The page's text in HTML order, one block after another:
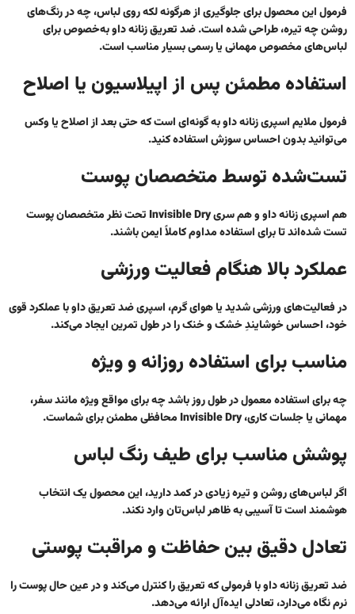
فرمول این محصول برای جلوگیری از هرگونه لکه روی لباس، چه در رنگ‌های
روشن چه تیره، طراحی شده است.ضد تعریق زنانه داوبه‌خصوص برای
لباس‌های مخصوص مهمانی یا رسمی بسیار مناسب است.
استفاده مطمئن پس از اپیلاسیون یا اصلاح
فرمول ملایماسپری زنانه داوبه گونه‌ای است که حتی بعد از اصلاح یا وکس
می‌توانید بدون احساس سوزش استفاده کنید.
تست‌شده توسط متخصصان پوست
هماسپری زنانه داو
و هم سری Invisible Dry تحت نظر متخصصان پوست
تست شده‌اند تا برای استفاده مداوم کاملاً ایمن باشند.
عملکرد بالا هنگام فعالیت ورزشی
در فعالیت‌های ورزشی شدید یا هوای گرم،اسپری ضد تعریق داوبا عملکرد قوی
خود، احساس خوشایندِ خشک و خنک را در طول تمرین ایجاد می‌کند.
مناسب برای استفاده روزانه و ویژه
چه برای استفاده معمول در طول روز باشد چه برای مواقع ویژه مانند سفر،
مهمانی یا جلسات کاری، Invisible Dry محافظی مطمئن برای شماست.
پوشش مناسب برای طیف رنگ لباس
اگر لباس‌های روشن و تیره زیادی در کمد دارید، این محصول یک انتخاب
هوشمند است تا آسیبی به ظاهر لباس‌تان وارد نکند.
تعادل دقیق بین حفاظت و مراقبت پوستی
ضد تعریق زنانه داوبا فرمولی که تعریق را کنترل می‌کند و در عین حال پوست را
نرم نگاه می‌دارد، تعادلی ایده‌آل ارائه می‌دهد.